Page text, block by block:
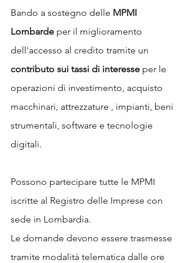
Bando a sostegno delle MPMI
Lombarde per il miglioramento
dell'accesso al credito tramite un
contributo sui tassi di interesse per le
operazioni di investimento, acquisto
macchinari, attrezzature , impianti, beni
strumentali, software e tecnologie
digitali.
Possono partecipare tutte le MPMI
iscritte al Registro delle Imprese con
sede in Lombardia.
Le domande devono essere trasmesse
tramite modalità telematica dalle ore